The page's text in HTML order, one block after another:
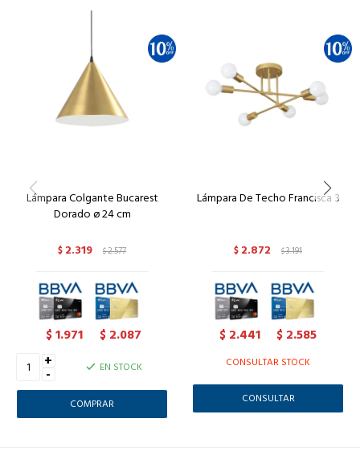
Lámpara Colgante Bucarest
Dorado ø 24 cm
$ 2.319 $2.577
$1.971 $ 2.087
+
- EN STOCK
Lámpara De Techo Francisca 3
$ 2.872 $3.191
$ 2.441 $ 2.585
CONSULTAR STOCK
CONSULTAR